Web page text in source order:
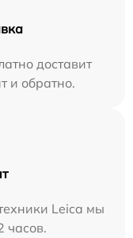
доставит
и обратно.
Leica мы
часов.